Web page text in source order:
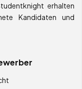
erhalten
Kandidaten und